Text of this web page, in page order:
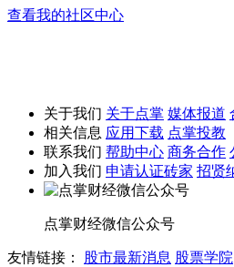
查看我的社区中心
关于我们 关于点掌 媒体报道
相关信息 应用下载 点掌投教
联系我们 帮助中心 商务合作
加入我们 申请认证砖家 招贤
点掌财经微信公众号
友情链接： 股市最新消息 股票学院